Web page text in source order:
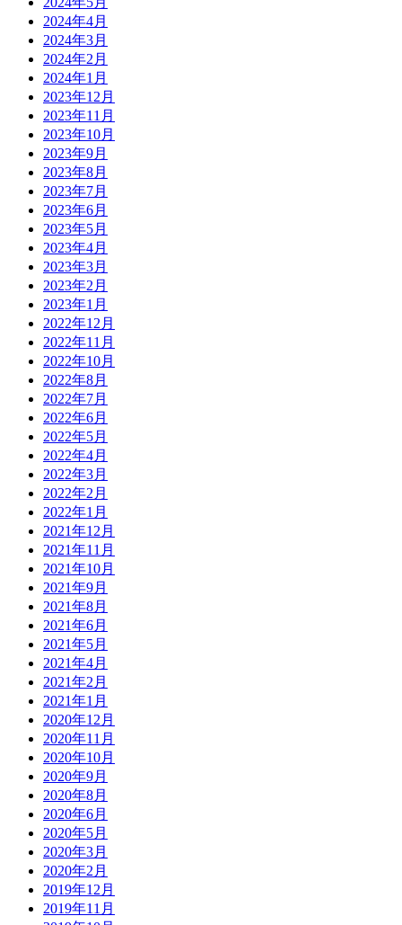
2024年4月
2024年3月
2024年2月
2024年1月
2023年12月
2023年11月
2023年10月
2023年9月
2023年8月
2023年7月
2023年6月
2023年5月
2023年4月
2023年3月
2023年2月
2023年1月
2022年12月
2022年11月
2022年10月
2022年8月
2022年7月
2022年6月
2022年5月
2022年4月
2022年3月
2022年2月
2022年1月
2021年12月
2021年11月
2021年10月
2021年9月
2021年8月
2021年6月
2021年5月
2021年4月
2021年2月
2021年1月
2020年12月
2020年11月
2020年10月
2020年9月
2020年8月
2020年6月
2020年5月
2020年3月
2020年2月
2019年12月
2019年11月